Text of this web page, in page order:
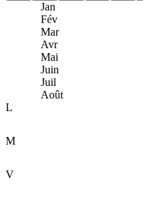
Jan
Fév
Mar
Avr
Mai
Juin
Juil
Août
L
M
V